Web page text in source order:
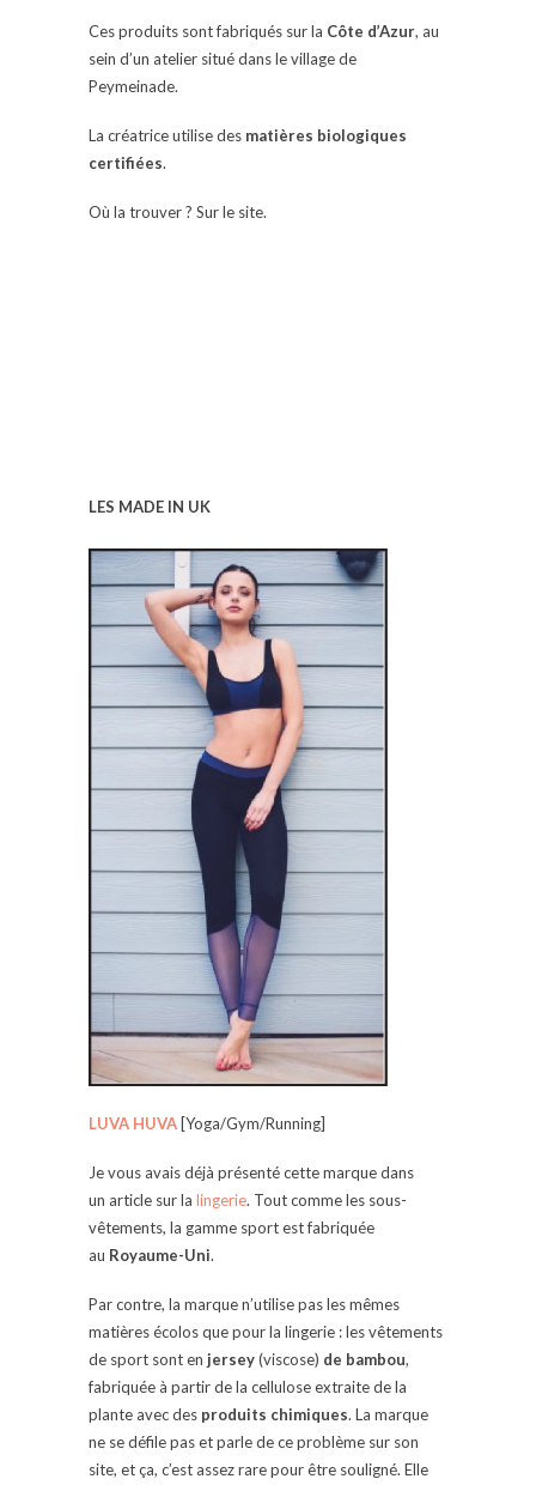
Ces produits sont fabriqués sur la Côte d’Azur, au
sein d’un atelier situé dans le village de
Peymeinade.
La créatrice utilise des matières biologiques
certifiées.
Où la trouver ? Sur le site.
LES MADE IN UK
LUVA HUVA [Yoga/Gym/Running]
Je vous avais déjà présenté cette marque dans
un article sur la lingerie. Tout comme les sous-
vêtements, la gamme sport est fabriquée
au Royaume-Uni.
Par contre, la marque n’utilise pas les mêmes
matières écolos que pour la lingerie : les vêtements
de sport sont en jersey(viscose) de bambou,
fabriquée à partir de la cellulose extraite de la
plante avec des produits chimiques. La marque
ne se défile pas et parle de ce problème sur son
site, et ça, c’est assez rare pour être souligné. Elle